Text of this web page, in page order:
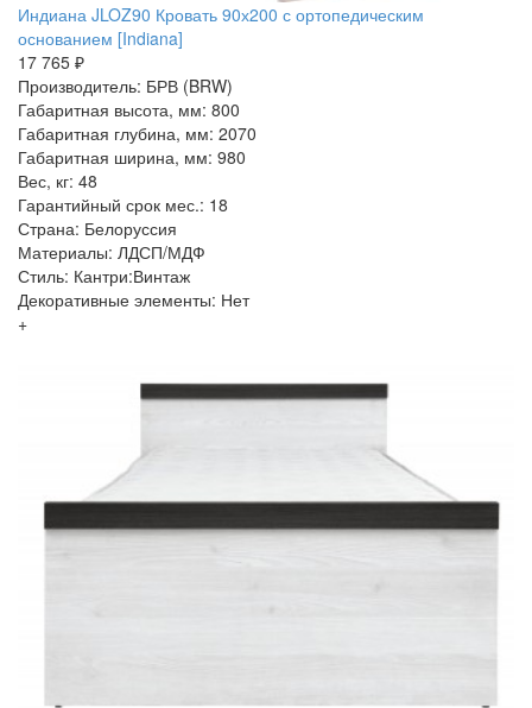
Индиана JLOZ90 Кровать 90х200 с ортопедическим
основанием [Indiana]
17 765 ₽
Производитель: БРВ (BRW)
Габаритная высота, мм: 800
Габаритная глубина, мм: 2070
Габаритная ширина, мм: 980
Вес, кг: 48
Гарантийный срок мес.: 18
Страна: Белоруссия
Материалы: ЛДСП/МДФ
Стиль: Кантри:Винтаж
Декоративные элементы: Нет
+